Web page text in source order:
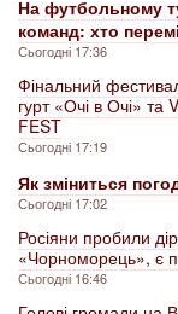
На футбольному
команд: хто
Сьогодні 17:36
Фінальний
гурт «Очі в Очі» та
FEST
Сьогодні 17:19
Як зміниться
Сьогодні 17:02
Росіяни пробили
«Чорноморець», є
Сьогодні 16:46